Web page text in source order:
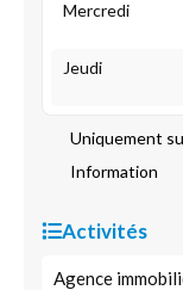
Mercredi
Jeudi
Uniquement
Information
Activités
Agence